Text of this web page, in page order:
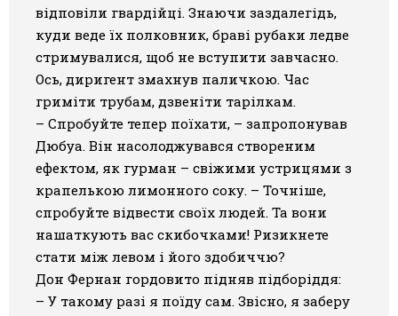
відповіли гвардійці. Знаючи заздалегідь,
куди веде їх полковник, браві рубаки ледве
стримувалися, щоб не вступити завчасно.
Ось, диригент змахнув паличкою. Час
гриміти трубам, дзвеніти тарілкам.
– Спробуйте тепер поїхати, – запропонував
Дюбуа. Він насолоджувався створеним
ефектом, як гурман – свіжими устрицями з
крапелькою лимонного соку. – Точніше,
спробуйте відвести своїх людей. Та вони
нашаткують вас скибочками! Ризикнете
стати між левом і його здобиччю?
Дон Фернан гордовито підняв підборіддя:
– У такому разі я поїду сам. Звісно, я заберу